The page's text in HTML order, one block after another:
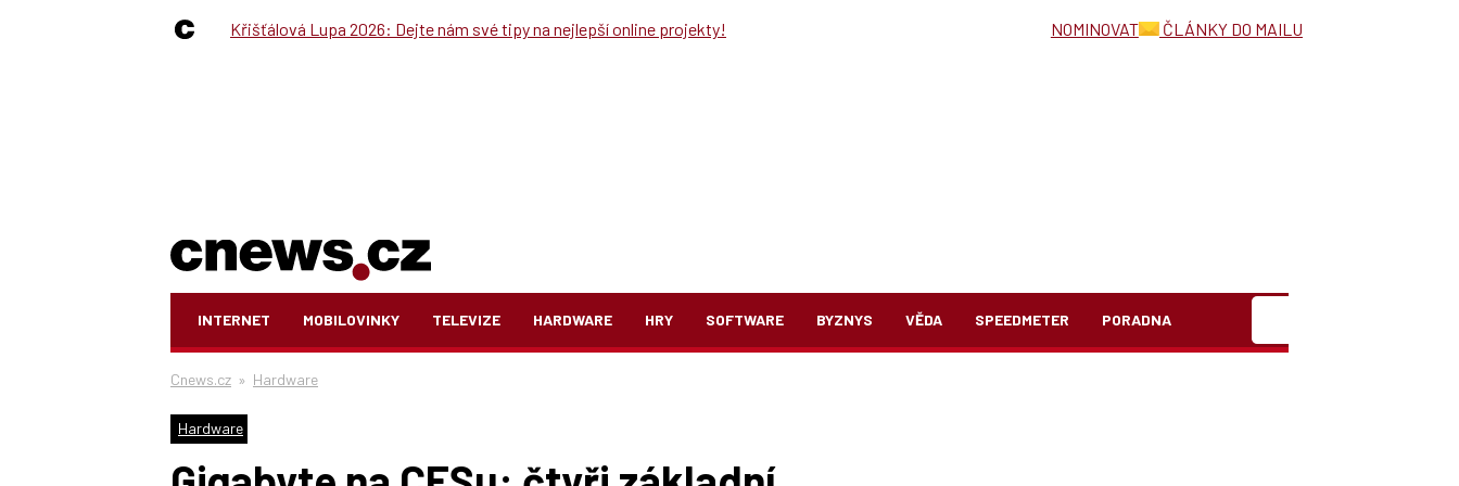
INTERNET MOBILOVINKY TELEVIZE HARDWARE HRY SOFTWARE BYZNYS VĚDA SPEEDMETER PORADNA
Cnews.cz » Hardware
Hardware
Křišťálová Lupa 2026: Dejte nám své tipy na nejlepší online projekty! NOMINOVAT ČLÁNKY DO MAILU